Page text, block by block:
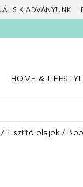
KIADVÁNYUNK
HOME &
Tisztító olajok